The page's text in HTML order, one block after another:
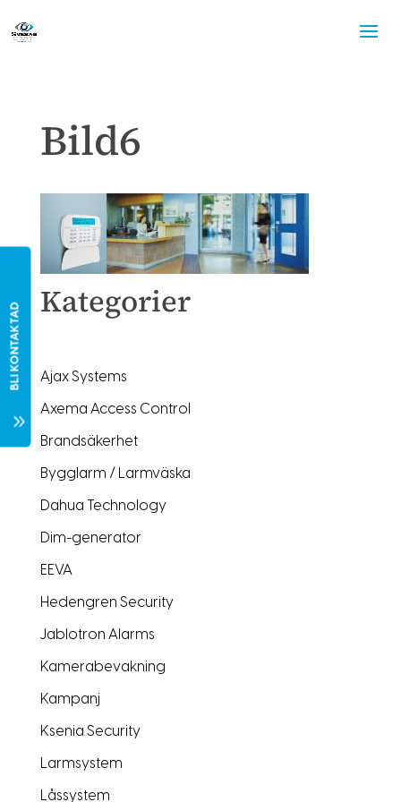
Bild6
Kategorier
Ajax Systems
Axema Access Control
Brandsäkerhet
Bygglarm / Larmväska
Dahua Technology
Dim-generator
EEVA
Hedengren Security
Jablotron Alarms
Kamerabevakning
Kampanj
Ksenia Security
Larmsystem
Låssystem
7
BLI KONTAKTAD